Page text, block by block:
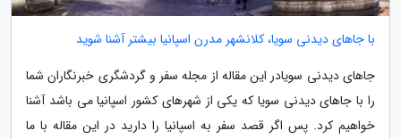
با جاهای دیدنی سویا، کلانشهر مدرن اسپانیا بیشتر آشنا شوید
جاهای دیدنی سویادر این مقاله از مجله سفر و گردشگری خبرنگاران شما
را با جاهای دیدنی سویا که یکی از شهرهای کشور اسپانیا می باشد آشنا
خواهیم کرد. پس اگر قصد سفر به اسپانیا را دارید در این مقاله با ما